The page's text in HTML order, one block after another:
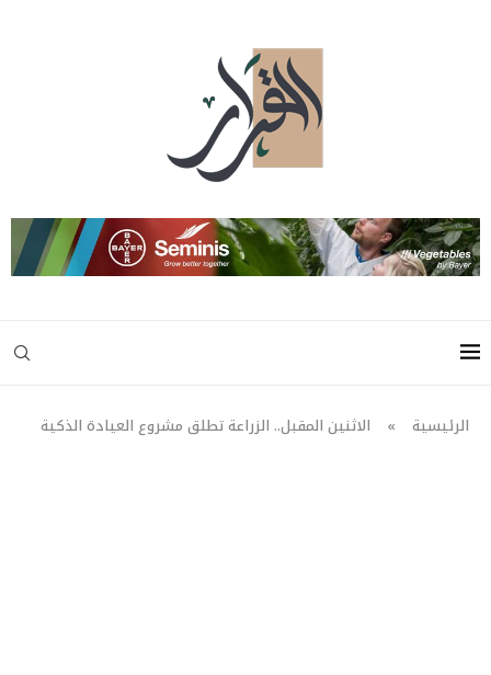
الرئيسية » الاثنين المقبل.. الزراعة تطلق مشروع العيادة الذكية